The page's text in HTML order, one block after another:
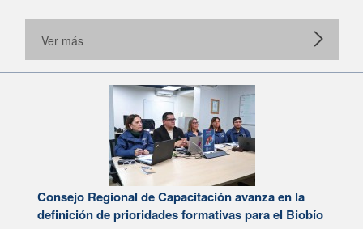
Ver más
Consejo Regional de Capacitación avanza en la
definición de prioridades formativas para el Biobío